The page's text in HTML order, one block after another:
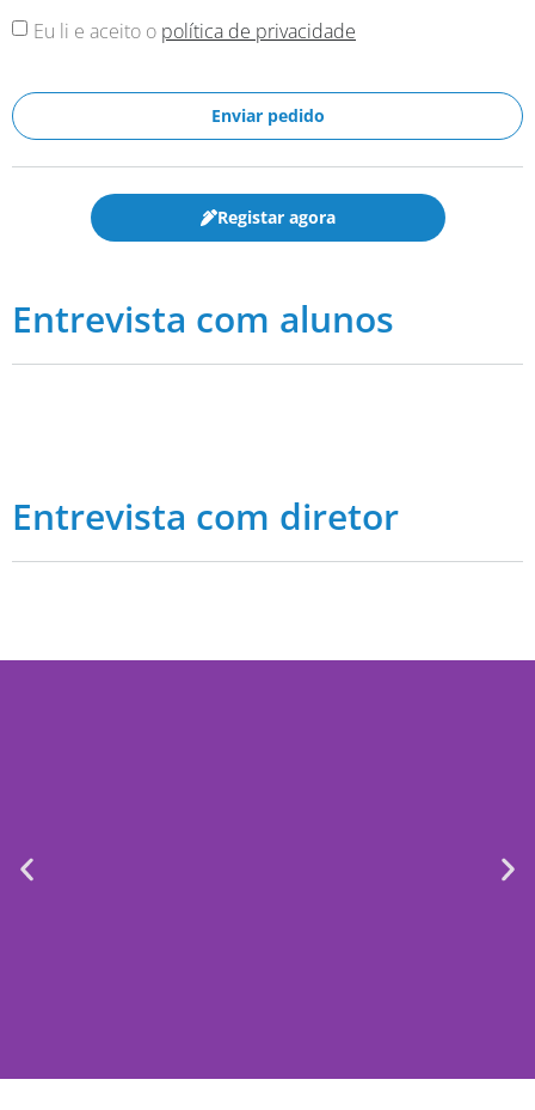
Eu li e aceito o política de privacidade
Enviar pedido
Registar agora
Entrevista com alunos
Entrevista com diretor